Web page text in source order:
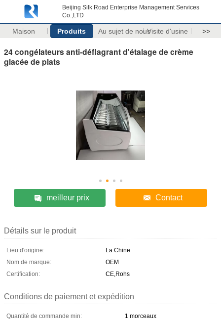
Beijing Silk Road Enterprise Management Services
Co.,LTD
Maison Produits Au sujet de nousVisite d'usine >>
24 congélateurs anti-déflagrant d'étalage de crème
glacée de plats
meilleur prix Contact
Détails sur le produit
Lieu d'origine:
La Chine
Nom de marque:
OEM
Certification:
CE,Rohs
Conditions de paiement et expédition
Quantité de commande min:
1 morceaux